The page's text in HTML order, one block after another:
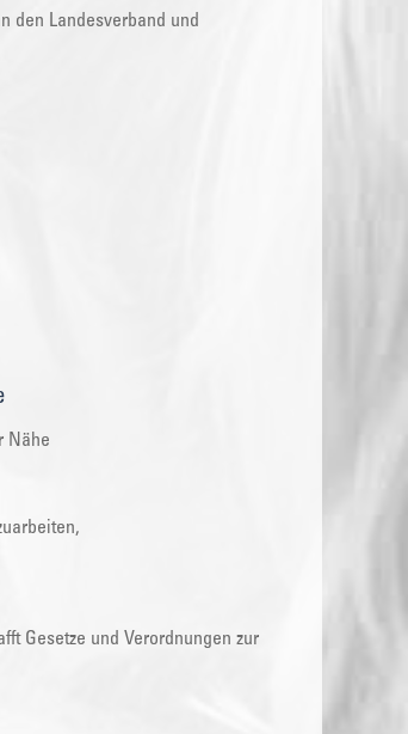
den Landesverband und
Nähe
Gesetze und Verordnungen zur